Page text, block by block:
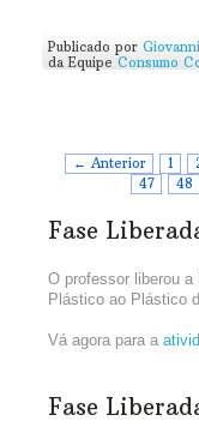
Publicado por
da Equipe Consumo
← Anterior 1
47
48
Fase
O professor liberou
Plástico ao Plástico
Vá agora para a
Fase